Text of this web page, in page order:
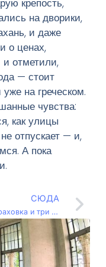
на дворики,
и даже
о ценах,
и отметили,
— стоит
на греческом.
чувства:
как улицы
отпускает — и,
А пока
СЮДА
Газ, страховка и три справки — кипрский бюроквест! (Влог – 087)